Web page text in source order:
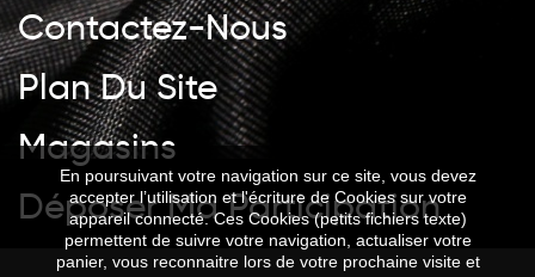
Contactez-Nous
Plan Du Site
Magasins
Déposer Ma Participation
En poursuivant votre navigation sur ce site, vous devez
accepter l’utilisation et l'écriture de Cookies sur votre
appareil connecté. Ces Cookies (petits fichiers texte)
permettent de suivre votre navigation, actualiser votre
panier, vous reconnaitre lors de votre prochaine visite et